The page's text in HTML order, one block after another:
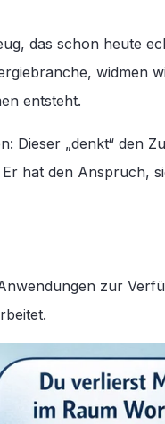
das schon heute
widmen
entsteht.
Dieser „denkt“ den
hat den Anspruch,
zur